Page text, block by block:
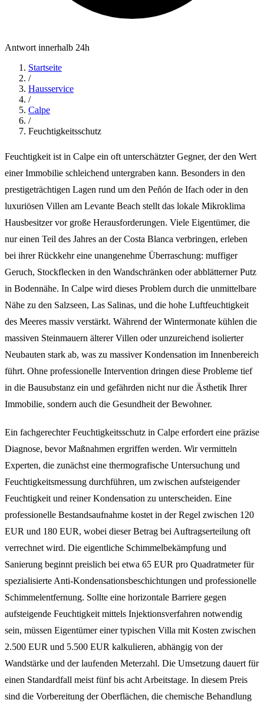
Antwort innerhalb 24h
Startseite
/
Hausservice
/
Calpe
/
Feuchtigkeitsschutz
Feuchtigkeit ist in Calpe ein oft unterschätzter Gegner, der den Wert
einer Immobilie schleichend untergraben kann. Besonders in den
prestigeträchtigen Lagen rund um den Peñón de Ifach oder in den
luxuriösen Villen am Levante Beach stellt das lokale Mikroklima
Hausbesitzer vor große Herausforderungen. Viele Eigentümer, die
nur einen Teil des Jahres an der Costa Blanca verbringen, erleben
bei ihrer Rückkehr eine unangenehme Überraschung: muffiger
Geruch, Stockflecken in den Wandschränken oder abblätterner Putz
in Bodennähe. In Calpe wird dieses Problem durch die unmittelbare
Nähe zu den Salzseen, Las Salinas, und die hohe Luftfeuchtigkeit
des Meeres massiv verstärkt. Während der Wintermonate kühlen die
massiven Steinmauern älterer Villen oder unzureichend isolierter
Neubauten stark ab, was zu massiver Kondensation im Innenbereich
führt. Ohne professionelle Intervention dringen diese Probleme tief
in die Bausubstanz ein und gefährden nicht nur die Ästhetik Ihrer
Immobilie, sondern auch die Gesundheit der Bewohner.
Ein fachgerechter Feuchtigkeitsschutz in Calpe erfordert eine präzise
Diagnose, bevor Maßnahmen ergriffen werden. Wir vermitteln
Experten, die zunächst eine thermografische Untersuchung und
Feuchtigkeitsmessung durchführen, um zwischen aufsteigender
Feuchtigkeit und reiner Kondensation zu unterscheiden. Eine
professionelle Bestandsaufnahme kostet in der Regel zwischen 120
EUR und 180 EUR, wobei dieser Betrag bei Auftragserteilung oft
verrechnet wird. Die eigentliche Schimmelbekämpfung und
Sanierung beginnt preislich bei etwa 65 EUR pro Quadratmeter für
spezialisierte Anti-Kondensationsbeschichtungen und professionelle
Schimmelentfernung. Sollte eine horizontale Barriere gegen
aufsteigende Feuchtigkeit mittels Injektionsverfahren notwendig
sein, müssen Eigentümer einer typischen Villa mit Kosten zwischen
2.500 EUR und 5.500 EUR kalkulieren, abhängig von der
Wandstärke und der laufenden Meterzahl. Die Umsetzung dauert für
einen Standardfall meist fünf bis acht Arbeitstage. In diesem Preis
sind die Vorbereitung der Oberflächen, die chemische Behandlung